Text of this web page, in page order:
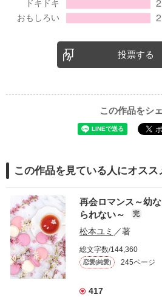
投票する
この作品をシ
この作品を見ている人にオスス
再会ロマンス～幼
られない～
完
松本ユミ ／著
総文字数/144,360
恋愛(純愛) 245ページ
417